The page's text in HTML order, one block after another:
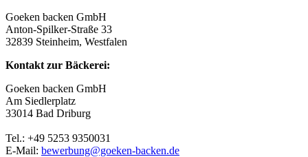
Goeken backen GmbH
Anton-Spilker-Straße 33
32839 Steinheim, Westfalen
Kontakt zur Bäckerei:
Goeken backen GmbH
Am Siedlerplatz
33014 Bad Driburg
Tel.: +49 5253 9350031
E-Mail: bewerbung@goeken-backen.de